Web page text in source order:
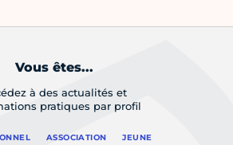
Vous êtes...
à des actualités et
pratiques par profil
ASSOCIATION JEUNE